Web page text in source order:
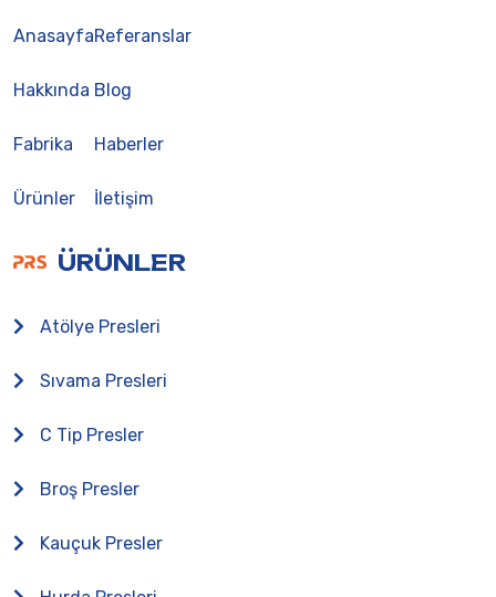
Anasayfa
Hakkında
Fabrika
Ürünler
Referanslar
Blog
Haberler
İletişim
ÜRÜNLER
Atölye Presleri
Sıvama Presleri
C Tip Presler
Broş Presler
Kauçuk Presler